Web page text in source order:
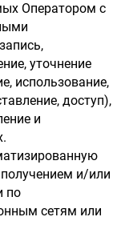
Оператором с
уточнение
использование,
доступ),
и
и/или
по
сетям или